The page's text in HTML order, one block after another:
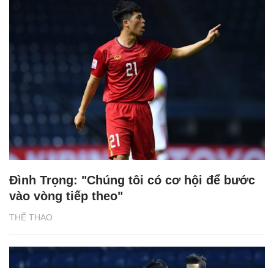
THỂ THAO
Đình Trọng: "Chúng tôi có cơ hội để bước
vào vòng tiếp theo"